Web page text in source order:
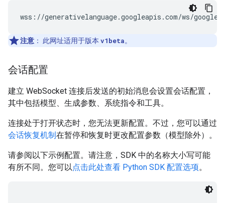
注意 ： 此网址适用于版本 v1beta。
会话配置
建立 WebSocket 连接后发送的初始消息会设置会话配置，
其中包括模型、生成参数、系统指令和工具。
连接处于打开状态时，您无法更新配置。不过，您可以通过
会话恢复机制在暂停和恢复时更改配置参数（模型除外）。
请参阅以下示例配置。请注意，SDK 中的名称大小写可能
有所不同。您可以点击此处查看 Python SDK 配置选项。